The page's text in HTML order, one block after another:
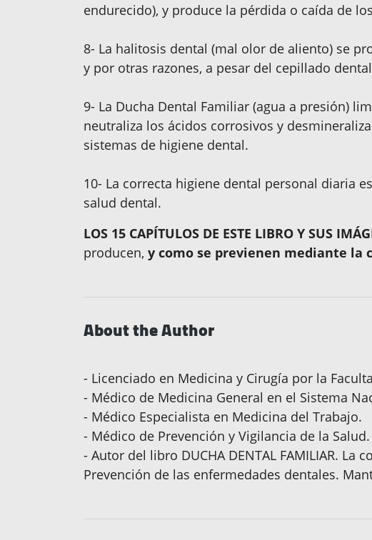
endurecido), y produce la pérdida o caída de
8- La halitosis dental (mal olor de aliento) se
y por otras razones, a pesar del cepillado
9- La Ducha Dental Familiar (agua a presión)
neutraliza los ácidos corrosivos y
sistemas de higiene dental.
10- La correcta higiene dental personal diaria
salud dental.
LOS 15 CAPÍTULOS DE ESTE LIBRO Y SUS
producen, y como se previenen mediante
About the Author
- Licenciado en Medicina y Cirugía por la
- Médico de Medicina General en el Sistema
- Médico Especialista en Medicina del Trabajo.
- Médico de Prevención y Vigilancia de la Salud.
- Autor del libro DUCHA DENTAL FAMILIAR. La
Prevención de las enfermedades dentales.